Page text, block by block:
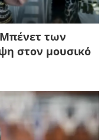
των
στον μουσικό